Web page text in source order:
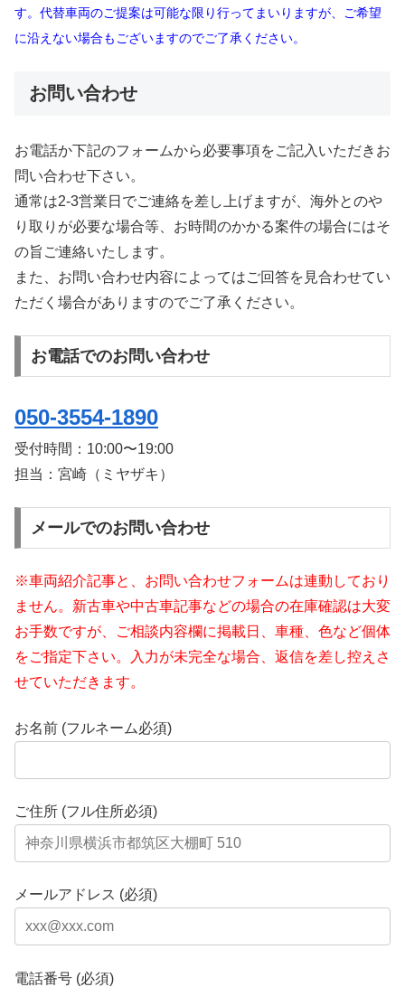
す。代替車両のご提案は可能な限り行ってまいりますが、ご希望
に沿えない場合もございますのでご了承ください。
お問い合わせ
お電話か下記のフォームから必要事項をご記入いただきお
問い合わせ下さい。
通常は2-3営業日でご連絡を差し上げますが、海外とのや
り取りが必要な場合等、お時間のかかる案件の場合にはそ
の旨ご連絡いたします。
また、お問い合わせ内容によってはご回答を見合わせてい
ただく場合がありますのでご了承ください。
お電話でのお問い合わせ
050-3554-1890
受付時間： 10:00〜19:00
担当：宮崎（ミヤザキ）
メールでのお問い合わせ
※車両紹介記事と、お問い合わせフォームは連動しており
ません。新古車や中古車記事などの場合の在庫確認は大変
お手数ですが、ご相談内容欄に掲載日、車種、色など個体
をご指定下さい。入力が未完全な場合、返信を差し控えさ
せていただきます。
お名前 (フルネーム必須)
ご住所 (フル住所必須)
メールアドレス (必須)
電話番号 (必須)